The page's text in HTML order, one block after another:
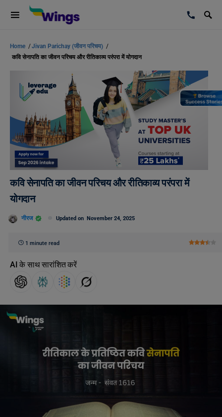
Home /Jivan Parichay (जीवन परिचय) /
कवि सेनापति का जीवन परिचय और रीतिकाव्य परंपरा में योगदान
कवि सेनापति का जीवन परिचय और रीतिकाव्य परंपरा में
योगदान
नीरज Updated on November 24, 2025
1 minute read
AI के साथ सारांशित करें